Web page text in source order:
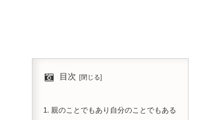
目次
親のことでもあり自分のことでもある